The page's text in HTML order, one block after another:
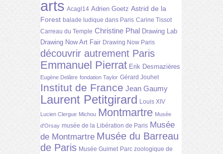
arts Acagl14 Adrien Goetz Astrid de la
Forest balade ludique dans Paris Carine Tissot
Carreau du Temple Christine Phal Drawing Lab
Drawing Now Art Fair Drawing Now Paris
découvrir autrement Paris
Emmanuel Pierrat Erik Desmazières
Eugène Delâtre fondation Taylor Gérard Jouhet
Institut de France Jean Gaumy
Laurent Petitgirard Louis XIV
Lucien Clergue Michou Montmartre Musée
d'Orsay musée de la Libération de Paris Musée
de Montmartre Musée du Barreau
de Paris Musée Guimet Parc zoologique de